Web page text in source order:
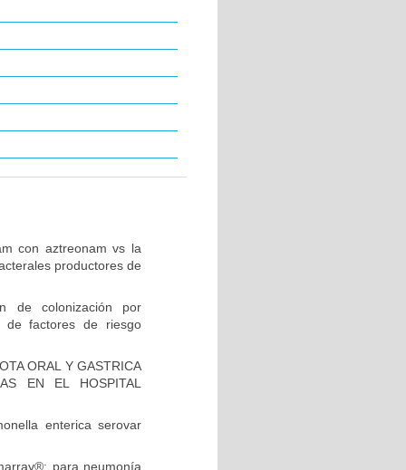
con aztreonam vs la
productores de
de colonización por
de factores de riesgo
ORAL Y GASTRICA
EN EL HOSPITAL
enterica serovar
para neumonía